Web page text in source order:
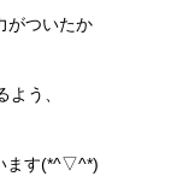
がついたか
う、
ます(*^▽^*)